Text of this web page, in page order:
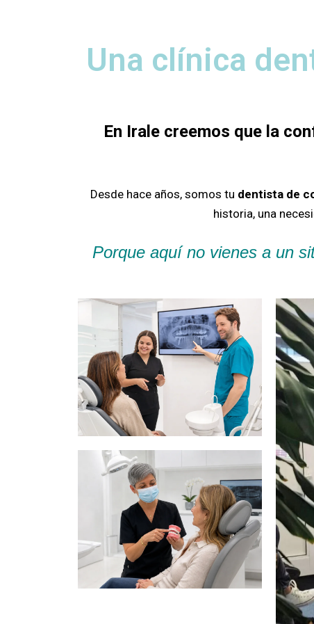
Una clínica
En Irale creemos que la
Desde hace años, somos tu dentista de
historia, una
Porque aquí no vienes a un